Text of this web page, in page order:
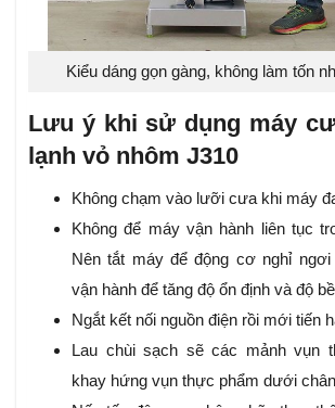
Kiểu dáng gọn gàng, không làm tốn
Lưu ý khi sử dụng máy
lạnh vỏ nhôm J310
Không chạm vào lưỡi cưa khi máy
Không để máy vận hành liên tục
Nên tắt máy để động cơ nghỉ
vận hành để tăng độ ổn định và độ
Ngắt kết nối nguồn điện rồi mới tiến
Lau chùi sạch sẽ các mảnh vụn
khay hứng vụn thực phẩm dưới